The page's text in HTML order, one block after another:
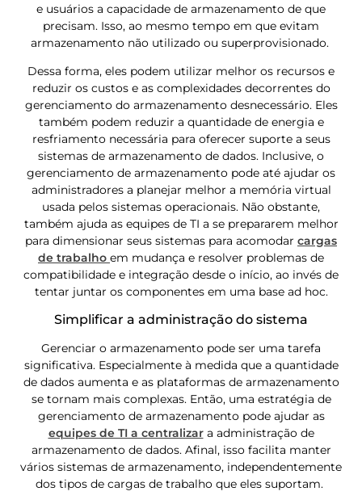
e usuários a capacidade de armazenamento de que
precisam. Isso, ao mesmo tempo em que evitam
armazenamento não utilizado ou superprovisionado.
Dessa forma, eles podem utilizar melhor os recursos e
reduzir os custos e as complexidades decorrentes do
gerenciamento do armazenamento desnecessário. Eles
também podem reduzir a quantidade de energia e
resfriamento necessária para oferecer suporte a seus
sistemas de armazenamento de dados. Inclusive, o
gerenciamento de armazenamento pode até ajudar os
administradores a planejar melhor a memória virtual
usada pelos sistemas operacionais. Não obstante,
também ajuda as equipes de TI a se prepararem melhor
para dimensionar seus sistemas para acomodar cargas
de trabalho em mudança e resolver problemas de
compatibilidade e integração desde o início, ao invés de
tentar juntar os componentes em uma base ad hoc.
Simplificar a administração do sistema
Gerenciar o armazenamento pode ser uma tarefa
significativa. Especialmente à medida que a quantidade
de dados aumenta e as plataformas de armazenamento
se tornam mais complexas. Então, uma estratégia de
gerenciamento de armazenamento pode ajudar as
equipes de TI a centralizara administração de
armazenamento de dados. Afinal, isso facilita manter
vários sistemas de armazenamento, independentemente
dos tipos de cargas de trabalho que eles suportam.